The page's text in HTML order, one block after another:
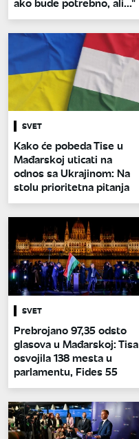
SVET
Kako će pobeda Tise u
Mađarskoj uticati na
odnos sa Ukrajinom: Na
stolu prioritetna pitanja
SVET
Prebrojano 97,35 odsto
glasova u Mađarskoj: Tisa
osvojila 138 mesta u
parlamentu, Fides 55